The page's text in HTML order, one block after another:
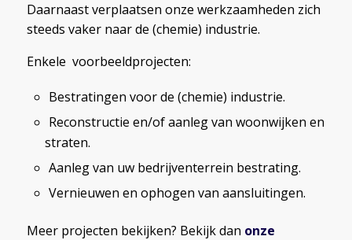
Daarnaast verplaatsen onze werkzaamheden zich
steeds vaker naar de (chemie) industrie.
Enkele voorbeeldprojecten:
Bestratingen voor de (chemie) industrie.
Reconstructie en/of aanleg van woonwijken en
straten.
Aanleg van uw bedrijventerrein bestrating.
Vernieuwen en ophogen van aansluitingen.
Meer projecten bekijken? Bekijk dan onze